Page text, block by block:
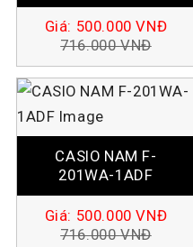
Giá: 500.000VNĐ
716.000VNĐ
CASIO NAM F-
201WA-1ADF
Giá: 500.000VNĐ
716.000VNĐ